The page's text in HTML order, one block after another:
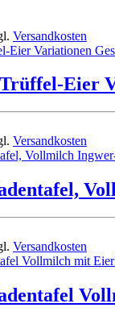
Versandkosten
Eier
Versandkosten
Versandkosten